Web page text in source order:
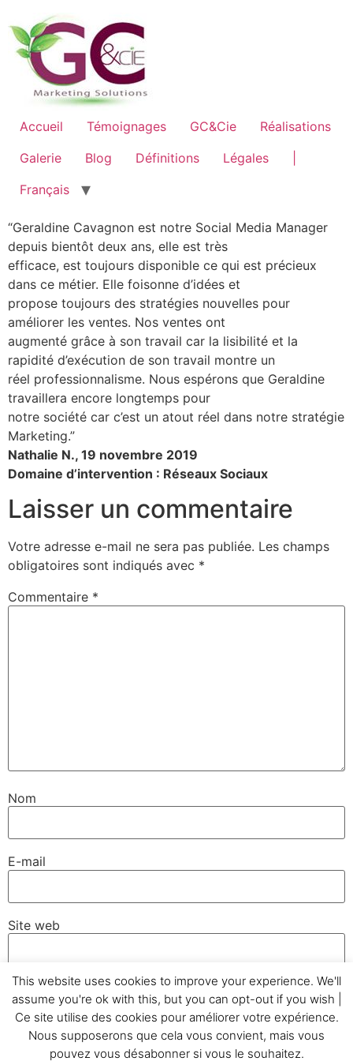
Accueil Témoignages GC&Cie
Réalisations
Galerie
Blog Définitions Légales
Français
“Geraldine Cavagnon est notre Social Media Manager
depuis bientôt deux ans, elle est très
efficace, est toujours disponible ce qui est précieux
dans ce métier. Elle foisonne d’idées et
propose toujours des stratégies nouvelles pour
améliorer les ventes. Nos ventes ont
augmenté grâce à son travail car la lisibilité et la
rapidité d’exécution de son travail montre un
réel professionnalisme. Nous espérons que Geraldine
travaillera encore longtemps pour
notre société car c’est un atout réel dans notre stratégie
Marketing.”
Nathalie N., 19 novembre 2019
Domaine d’intervention : Réseaux Sociaux
Laisser un commentaire
Votre adresse e-mail ne sera pas publiée. Les champs
obligatoires sont indiqués avec *
Commentaire *
Nom
E-mail
Site web
Accueil Témoignages GC&Cie Réalisations
This website uses cookies to improve your experience. We'll
assume you're ok with this, but you can opt-out if you wish |
Ce site utilise des cookies pour améliorer votre expérience.
Nous supposerons que cela vous convient, mais vous
pouvez vous désabonner si vous le souhaitez.